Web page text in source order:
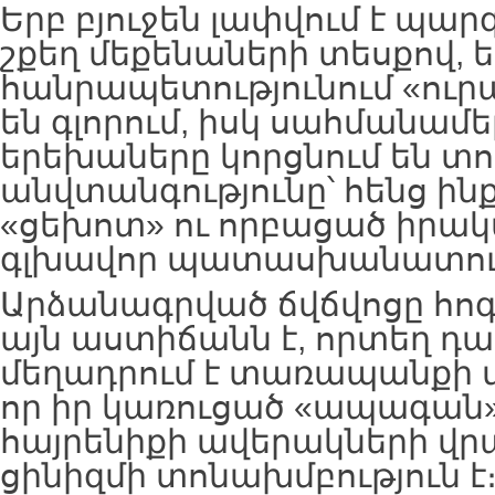
Երբ բյուջեն լափվում է
շքեղ մեքենաների տեսքով,
հանրապետությունում
են գլորում, իսկ
երեխաները կորցնում են
անվտանգությունը՝ հենց
«ցեխոտ» ու որբացած
գլխավոր
Արձանագրված ճվճվոցը
այն աստիճանն է, որտեղ
մեղադրում է տառապանքի
որ իր կառուցած
հայրենիքի ավերակների
ցինիզմի տոնախմբություն